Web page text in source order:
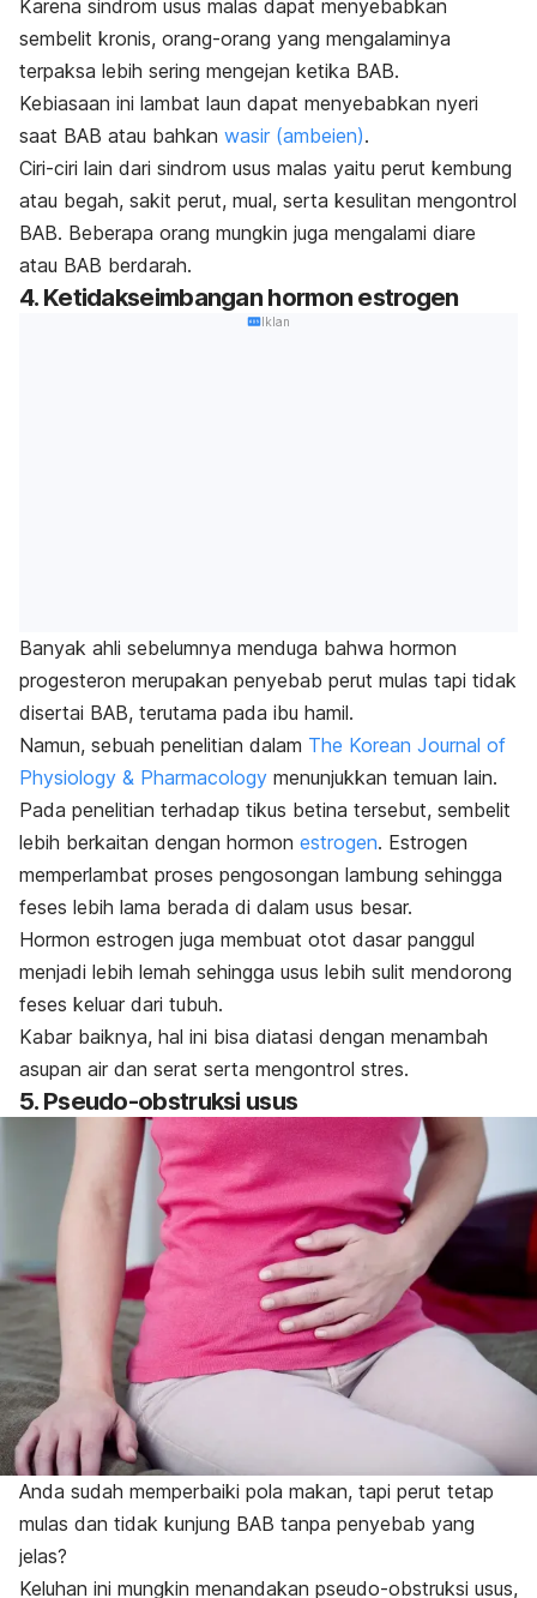
Karena sindrom usus malas dapat menyebabkan
sembelit kronis, orang-orang yang mengalaminya
terpaksa lebih sering mengejan ketika BAB.
Kebiasaan ini lambat laun dapat menyebabkan nyeri
saat BAB atau bahkan wasir (ambeien).
Ciri-ciri lain dari sindrom usus malas yaitu perut kembung
atau begah, sakit perut, mual, serta kesulitan mengontrol
BAB. Beberapa orang mungkin juga mengalami diare
atau BAB berdarah.
4. Ketidakseimbangan hormon estrogen
Iklan
Banyak ahli sebelumnya menduga bahwa hormon
progesteron merupakan penyebab perut mulas tapi tidak
disertai BAB, terutama pada ibu hamil.
Namun, sebuah penelitian dalam The Korean Journal of
Physiology & Pharmacology menunjukkan temuan lain.
Pada penelitian terhadap tikus betina tersebut, sembelit
lebih berkaitan dengan hormon estrogen. Estrogen
memperlambat proses pengosongan lambung sehingga
feses lebih lama berada di dalam usus besar.
Hormon estrogen juga membuat otot dasar panggul
menjadi lebih lemah sehingga usus lebih sulit mendorong
feses keluar dari tubuh.
Kabar baiknya, hal ini bisa diatasi dengan menambah
asupan air dan serat serta mengontrol stres.
5. Pseudo-obstruksi usus
Anda sudah memperbaiki pola makan, tapi perut tetap
mulas dan tidak kunjung BAB tanpa penyebab yang
jelas?
Keluhan ini mungkin menandakan pseudo-obstruksi usus,